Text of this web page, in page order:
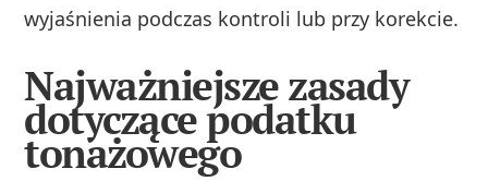
wyjaśnienia podczas kontroli lub przy korekcie.
Najważniejsze zasady
dotyczące podatku
tonażowego